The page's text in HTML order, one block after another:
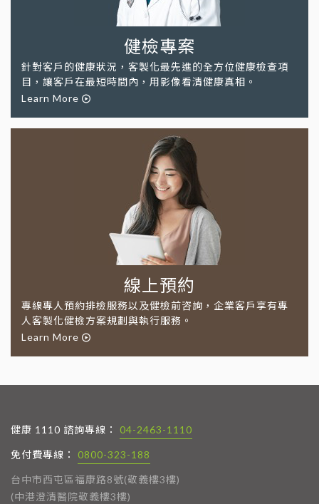
健檢專案
針對客戶的健康狀況，客製化最先進的全方位健康檢查項
目，讓客戶在最短時間內，用影像看清健康真相。
Learn More
線上預約
專線專人預約排檢服務以及健檢前咨詢，企業客戶享有專
人客製化健檢方案規劃與執行服務。
Learn More
健康 1110 諮詢專線： 04-2463-1110
免付費專線： 0800-323-188
台中市西屯區福康路8號(敬義樓3樓)
(中港澄清醫院敬義樓3樓)